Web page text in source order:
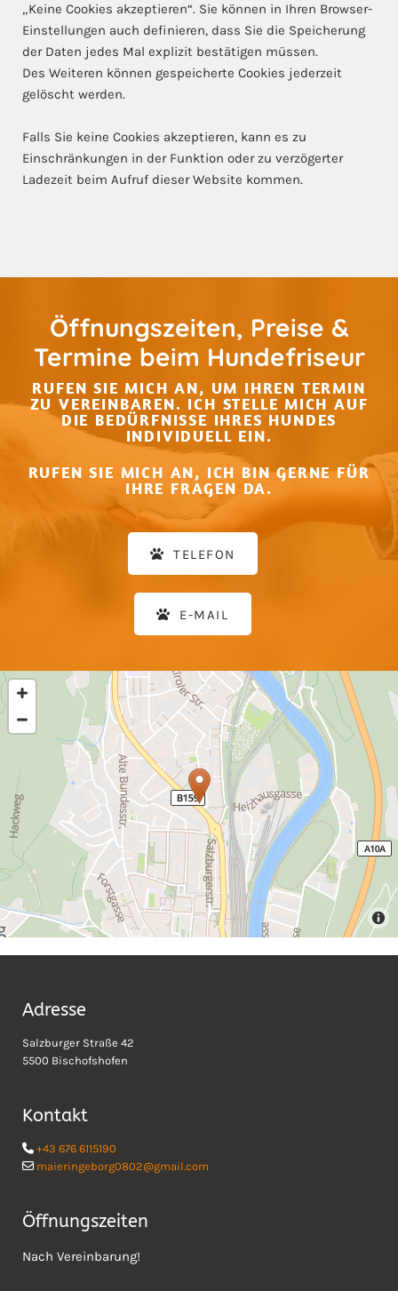
„Keine Cookies akzeptieren“. Sie können in Ihren Browser-
Einstellungen auch definieren, dass Sie die Speicherung
der Daten jedes Mal explizit bestätigen müssen.
Des Weiteren können gespeicherte Cookies jederzeit
gelöscht werden.
Falls Sie keine Cookies akzeptieren, kann es zu
Einschränkungen in der Funktion oder zu verzögerter
Ladezeit beim Aufruf dieser Website kommen.
Öffnungszeiten, Preise &
Termine beim Hundefriseur
RUFEN SIE MICH AN, UM IHREN TERMIN
ZU VEREINBAREN. ICH STELLE MICH AUF
DIE BEDÜRFNISSE IHRES HUNDES
INDIVIDUELL EIN.
RUFEN SIE MICH AN, ICH BIN GERNE FÜR
IHRE FRAGEN DA.
TELEFON
E-MAIL
Adresse
Salzburger Straße 42
5500 Bischofshofen
Kontakt
 +43 676 6115190
 maieringeborg0802@gmail.com
Öffnungszeiten
Nach Vereinbarung!